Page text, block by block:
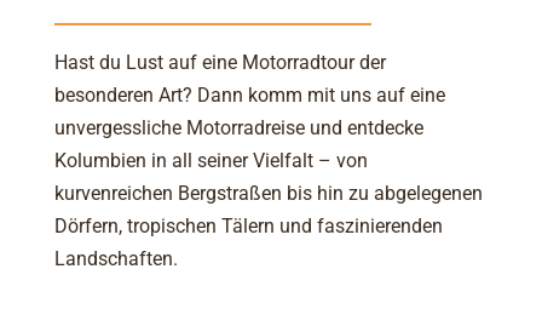
Hast du Lust auf eine Motorradtour der
besonderen Art? Dann komm mit uns auf eine
unvergessliche Motorradreise und entdecke
Kolumbien in all seiner Vielfalt – von
kurvenreichen Bergstraßen bis hin zu abgelegenen
Dörfern, tropischen Tälern und faszinierenden
Landschaften.